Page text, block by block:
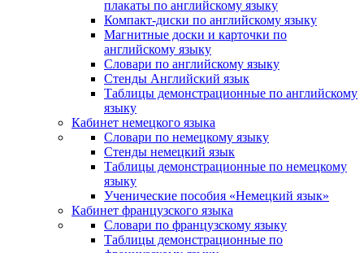
плакаты по английскому языку
Компакт-диски по английскому языку
Магнитные доски и карточки по
английскому языку
Словари по английскому языку
Стенды Английский язык
Таблицы демонстрационные по английскому
языку
Кабинет немецкого языка
Словари по немецкому языку
Стенды немецкий язык
Таблицы демонстрационные по немецкому
языку
Ученические пособия «Немецкий язык»
Кабинет французского языка
Словари по французскому языку
Таблицы демонстрационные по